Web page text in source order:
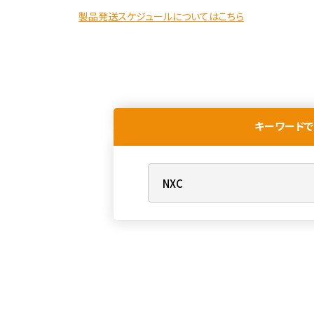
製品発送スケジュールについてはこちら
キーワード